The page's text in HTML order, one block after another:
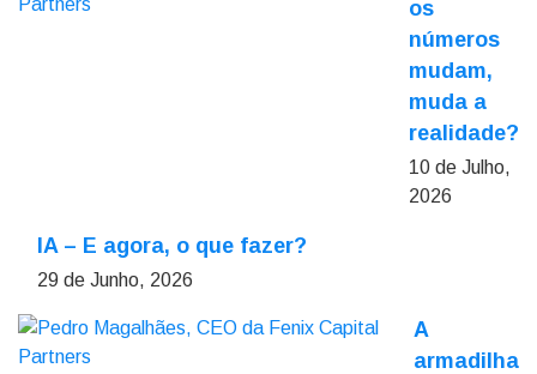
os
números
mudam,
muda a
realidade?
10 de Julho,
2026
IA – E agora, o que fazer?
29 de Junho, 2026
A
armadilha